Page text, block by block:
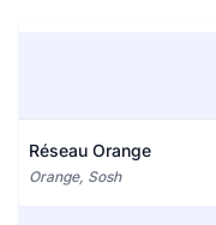
Réseau Orange
Orange, Sosh